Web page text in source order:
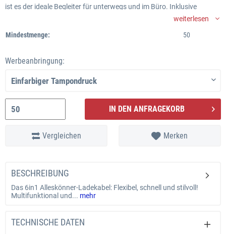
ist es der ideale Begleiter für unterwegs und im Büro. Inklusive
stylischem Kabelhalter für perfekte Organisation – ein Must-have für
Technikliebhaber!
weiterlesen
Mindestmenge:
50
Werbeanbringung:
IN DEN ANFRAGEKORB
Vergleichen Merken
BESCHREIBUNG
Das 6in1 Alleskönner-Ladekabel: Flexibel, schnell und stilvoll!
Multifunktional und... mehr
TECHNISCHE DATEN